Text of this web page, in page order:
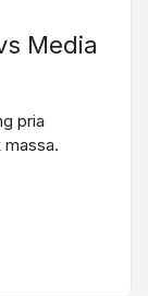
Media
pria
massa.